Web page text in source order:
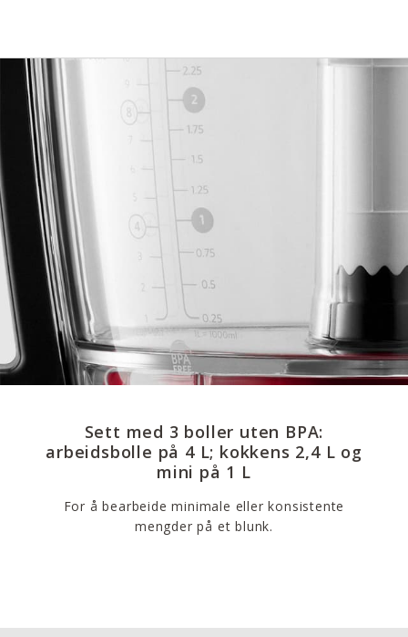
Sett med 3 boller uten BPA:
arbeidsbolle på 4 L; kokkens 2,4 L og
mini på 1 L
For å bearbeide minimale eller konsistente
mengder på et blunk.